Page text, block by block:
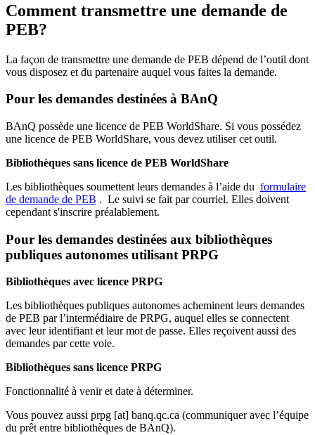
Comment transmettre une demande de
PEB?
La façon de transmettre une demande de PEB dépend de l’outil dont
vous disposez et du partenaire auquel vous faites la demande.
Pour les demandes destinées à BAnQ
BAnQ possède une licence de PEB WorldShare. Si vous possédez
une licence de PEB WorldShare, vous devez utiliser cet outil.
Bibliothèques sans licence de PEB WorldShare
Les bibliothèques soumettent leurs demandes à l’aide du formulaire
de demande de PEB . Le suivi se fait par courriel. Elles doivent
cependant s'inscrire préalablement.
Pour les demandes destinées aux bibliothèques
publiques autonomes utilisant PRPG
Bibliothèques avec licence PRPG
Les bibliothèques publiques autonomes acheminent leurs demandes
de PEB par l’intermédiaire de PRPG, auquel elles se connectent
avec leur identifiant et leur mot de passe. Elles reçoivent aussi des
demandes par cette voie.
Bibliothèques sans licence PRPG
Fonctionnalité à venir et date à déterminer.
Vous pouvez aussi prpg [at] banq.qc.ca (communiquer avec l’équipe
du prêt entre bibliothèques de BAnQ).